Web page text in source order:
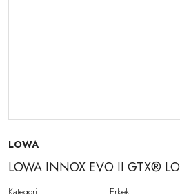
LOWA
LOWA INNOX EVO II GTX® LO